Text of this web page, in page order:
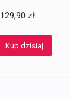
129,90 zł
Kup dzisiaj